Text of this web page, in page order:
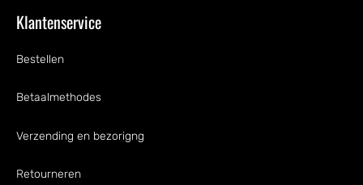
Klantenservice
Bestellen
Betaalmethodes
Verzending en bezorigng
Retourneren